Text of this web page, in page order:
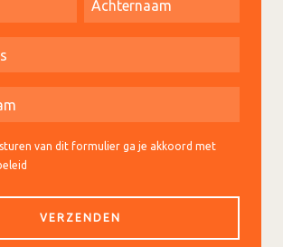
van dit formulier ga je akkoord met